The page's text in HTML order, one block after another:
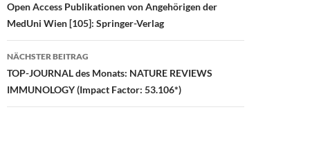
Open Access Publikationen von Angehörigen der
MedUni Wien [105]: Springer-Verlag
NÄCHSTER BEITRAG
TOP-JOURNAL des Monats: NATURE REVIEWS
IMMUNOLOGY (Impact Factor: 53.106*)